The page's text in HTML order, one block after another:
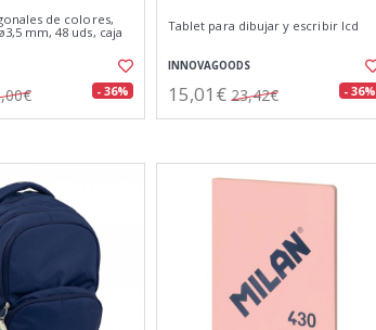
de colores,
mm, 48 uds, caja
- 36%
Tablet para dibujar y escribir lcd
INNOVAGOODS
15,01€ 23,42€ - 36%